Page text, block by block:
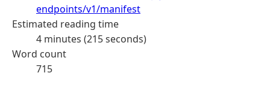
endpoints/v1/manifest
Estimated reading time
4 minutes (215 seconds)
Word count
715